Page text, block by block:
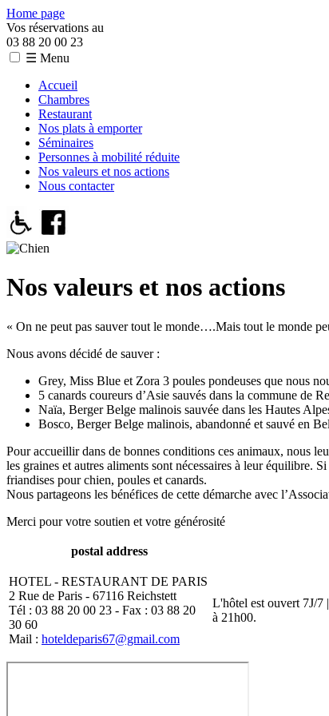
Home page
Vos réservations au
03 88 20 00 23
☰ Menu
Accueil
Chambres
Restaurant
Nos plats à emporter
Séminaires
Personnes à mobilité réduite
Nos valeurs et nos actions
Nous contacter
Nos valeurs et nos actions
« On ne peut pas sauver tout le monde….Mais tout le monde
Nous avons décidé de sauver :
Grey, Miss Blue et Zora 3 poules pondeuses que nous
5 canards coureurs d’Asie sauvés dans la commune de
Naïa, Berger Belge malinois sauvée dans les Hautes
Bosco, Berger Belge malinois, abandonné et sauvé en
Pour accueillir dans de bonnes conditions ces animaux, nous
les graines et autres aliments sont nécessaires à leur équilibre.
friandises pour chien, poules et canards.
Nous partageons les bénéfices de cette démarche avec
Merci pour votre soutien et votre générosité
postal address
HOTEL - RESTAURANT DE PARIS
2 Rue de Paris - 67116 Reichstett
Tél : 03 88 20 00 23 - Fax : 03 88 20
30 60
Mail : hoteldeparis67@gmail.com
L'hôtel est ouvert 7J/7
à 21h00.